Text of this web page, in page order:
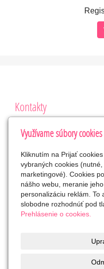
Kontakty
Roľnícka 280, 831 07
42265088
SK2023813330
0905 418 507
Facebook
občianske združenie
Využívame súbory cookies
Kliknutím na Prijať
vybraných cookies
marketingové). Cookies
nášho webu, meranie
personalizáciu reklám. To
slobodne rozhodnúť pod
Prehlásenie o cookies.